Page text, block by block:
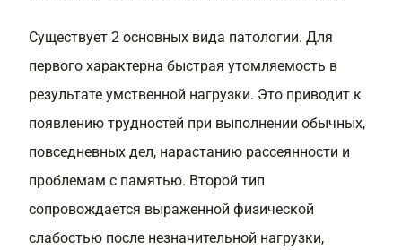
Существует 2 основных вида патологии. Для
первого характерна быстрая утомляемость в
результате умственной нагрузки. Это приводит к
появлению трудностей при выполнении обычных,
повседневных дел, нарастанию рассеянности и
проблемам с памятью. Второй тип
сопровождается выраженной физической
слабостью после незначительной нагрузки,